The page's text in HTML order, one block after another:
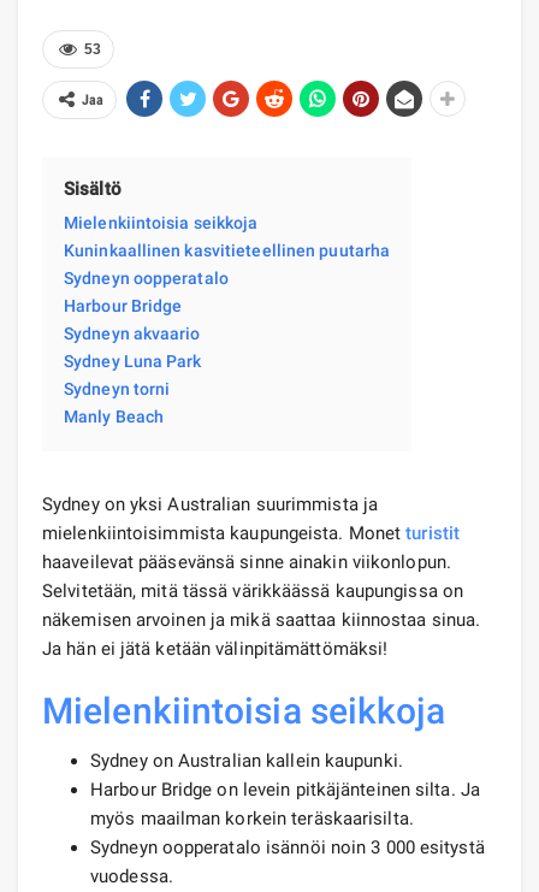
53
Jaa
Sisältö
Mielenkiintoisia seikkoja
Kuninkaallinen kasvitieteellinen puutarha
Sydneyn oopperatalo
Harbour Bridge
Sydneyn akvaario
Sydney Luna Park
Sydneyn torni
Manly Beach
Sydney on yksi Australian suurimmista ja
mielenkiintoisimmista kaupungeista. Monetturistit
haaveilevat pääsevänsä sinne ainakin viikonlopun.
Selvitetään, mitä tässä värikkäässä kaupungissa on
näkemisen arvoinen ja mikä saattaa kiinnostaa sinua.
Ja hän ei jätä ketään välinpitämättömäksi!
Mielenkiintoisia seikkoja
Sydney on Australian kallein kaupunki.
Harbour Bridge on levein pitkäjänteinen silta. Ja
myös maailman korkein teräskaarisilta.
Sydneyn oopperatalo isännöi noin 3 000 esitystä
vuodessa.